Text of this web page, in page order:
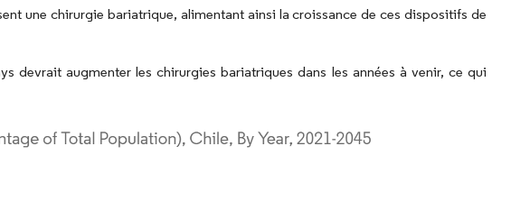
une chirurgie bariatrique, alimentant ainsi la croissance de ces dispositifs de
devrait augmenter les chirurgies bariatriques dans les années à venir, ce qui